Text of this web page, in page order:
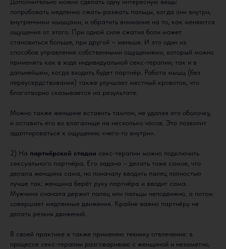
Дополнительно можно сделать одну интересную вещь:
попробовать медленно сжать-разжать пальцы, когда они внутри,
внутренними мышцами, и обратить внимание на то, как меняются
ощущения от этого. При одной силе сжатия боли может
становиться больше, при другой – меньше. И это один из
способов управления собственными ощущениями, который можно
применять как в ходе индивидуальной секс-терапии, так и в
дальнейшем, когда входить будет партнёр. Работа мышц (без
переусердствования) также улучшает местный кровоток, что
благотворно сказывается на результате.
Можно также женщине вставить тампон, не удаляя его оболочку,
и оставить его во влагалище на несколько часов. Это позволит
адаптироваться к ощущению «чего-то внутри».
2) На партнёрской стадии секс-терапии можно подключить
сексуального партнёра. Его задача – делать тоже самое, что
делала женщина сама, но поначалу вводить палец полностью
лучше так: женщина берёт руку партнёра и вводит сама.
Мужчина сначала держит палец или пальцы неподвижно, а потом
совершает медленные движения. Крайне важно партнёру не
делать резких движений.
В своей практике я также применяю технику отвлечения: в
процессе секс-терапии разговариваю с женщиной и незаметно,